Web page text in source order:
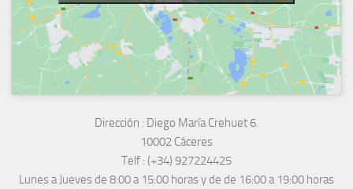
Dirección : Diego María Crehuet 6.
10002 Cáceres
Telf : (+34) 927224425
Lunes a Jueves de 8:00 a 15:00 horas y de de 16:00 a 19:00 horas